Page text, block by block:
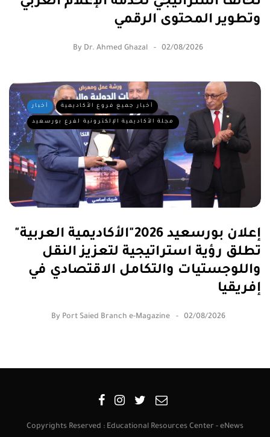
وتطوير المحتوى الرقمي
By Dr. Ahmed Ghazal 02/08/2026
أخبار أخبار جميع فروع الأكاديمية
مجلة الأكاديمية الإلكترونية لفرع بورسعيد
إعلان بورسعيد 2026"الأكاديمية العربية"
تطلق رؤية استراتيجية لتعزيز النقل
واللوجستيات والتكامل الاقتصادي في
إفريقيا
By Port Saied Branch e-Magazine 02/08/2026
Copyrights Reserved : Educational Resources Center - eNews